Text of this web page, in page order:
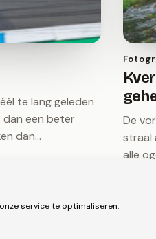
service te optimaliseren.
te lang geleden
dan een beter
dan…
De
straal
alle